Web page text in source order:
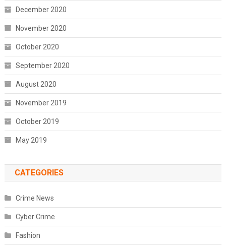
December 2020
November 2020
October 2020
September 2020
August 2020
November 2019
October 2019
May 2019
CATEGORIES
Crime News
Cyber Crime
Fashion